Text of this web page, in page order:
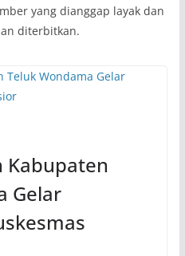
yang dianggap layak dan
diterbitkan.
Kabupaten
Gelar